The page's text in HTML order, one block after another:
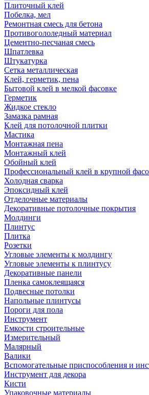
Плиточный клей
Побелка, мел
Ремонтная смесь для бетона
Противогололедный материал
Цементно-песчаная смесь
Шпатлевка
Штукатурка
Сетка металлическая
Клей, герметик, пена
Бытовой клей в мелкой фасовке
Герметик
Жидкое стекло
Замазка рамная
Клей для потолочной плитки
Мастика
Монтажная пена
Монтажный клей
Обойный клей
Профессиональный клей в крупной
Холодная сварка
Эпоксидный клей
Отделочные материалы
Декоративные потолочные покрытия
Молдинги
Плинтус
Плитка
Розетки
Угловые элементы к молдингу
Угловые элементы к плинтусу
Декоративные панели
Пленка самоклеящаяся
Подвесные потолки
Напольные плинтусы
Пороги для пола
Инструмент
Емкости строительные
Измерительный
Малярный
Валики
Вспомогательные приспособления и
Инструмент для декора
Кисти
Упаковочные материалы